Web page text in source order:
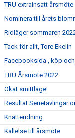
TRU extrainsatt
Nominera till årets
Ridläger sommaren
Tack för allt, Tore Ekelin
Facebooksida , köp
TRU Årsmöte 2022
Ökat smittläge!
Resultat Serietävlingar
Knatteridning
Kallelse till årsmöte